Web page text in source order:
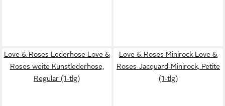
Love & Roses Lederhose Love &
Roses weite Kunstlederhose,
Regular (1-tlg)
Love & Roses Minirock Love &
Roses Jacquard-Minirock, Petite
(1-tlg)